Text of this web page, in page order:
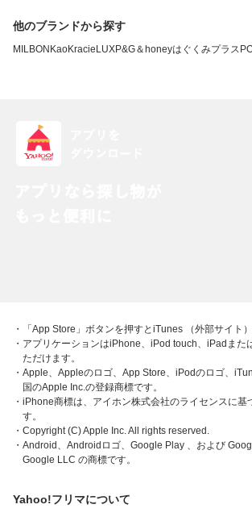
他のブランドから探す
MILBON KaoKracie LUXP&G＆honeyはぐくみプラス
・「App Store」ボタンを押すとiTunes （外部サイト
・アプリケーションはiPhone、iPod touch、iPadまた
ただけます。
・Apple、Appleのロゴ、App Store、iPodのロゴ、
国のApple Inc.の登録商標です。
・iPhone商標は、アイホン株式会社のライセンスに基
す。
・Copyright (C) Apple Inc. All rights reserved.
・Android、Androidロゴ、Google Play 、および
Google LLC の商標です。
Yahoo!フリマについて